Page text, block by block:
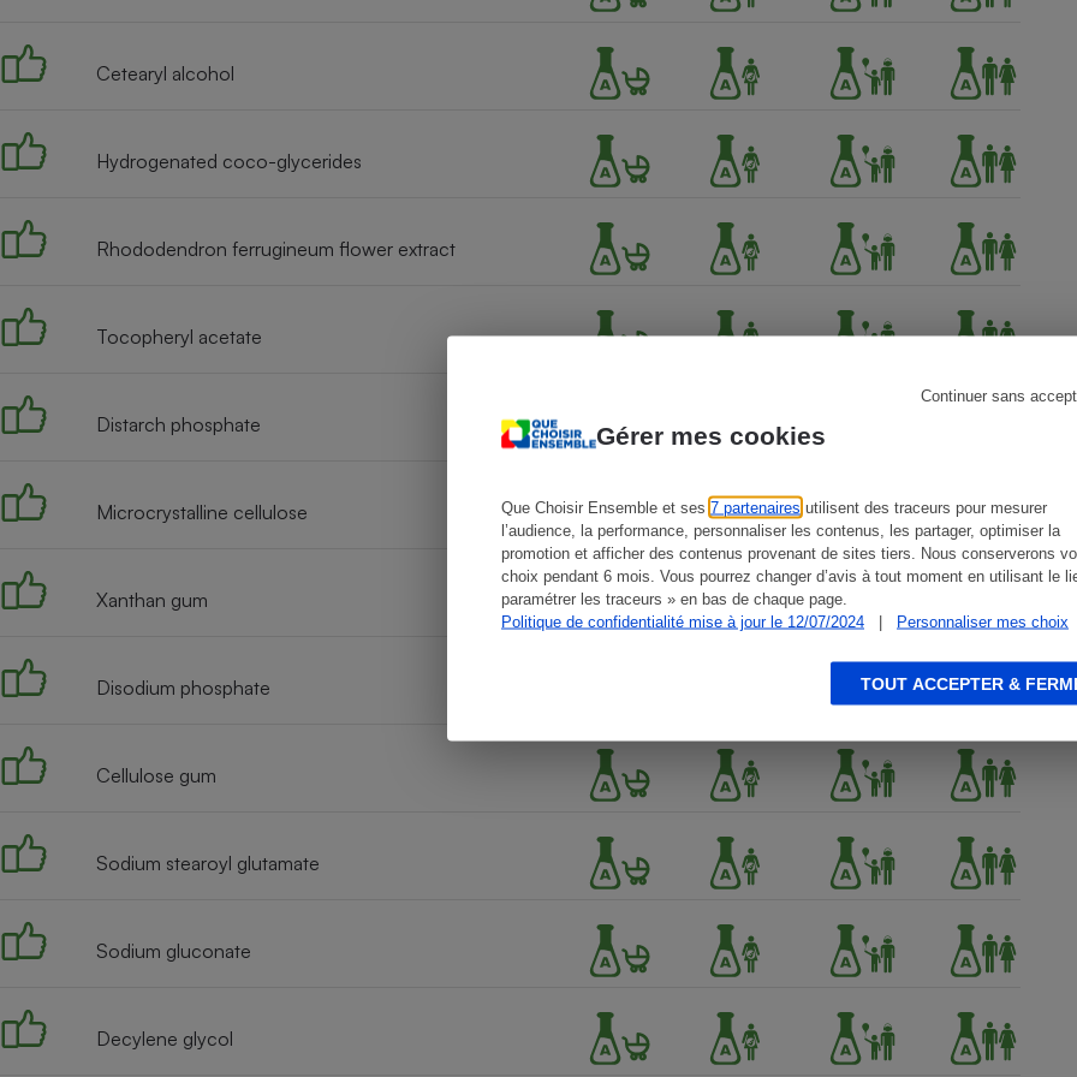
Gérer mes cookies
Que Choisir Ensemble et ses 7 partenaires utilisent des traceurs pour mesurer
l’audience, la performance, personnaliser les contenus, les partager, optimiser la
promotion et afficher des contenus provenant de sites tiers. Nous conserverons
choix pendant 6 mois. Vous pourrez changer d’avis à tout moment en utilisant le
paramétrer les traceurs » en bas de chaque page.
Politique de confidentialité mise à jour le 12/07/2024
| Personnaliser mes choix
Continuer sans
TOUT ACCEPTER &
Cetearyl alcohol
Hydrogenated coco-glycerides
Rhododendron ferrugineum flower extract
Tocopheryl acetate
Distarch phosphate
Microcrystalline cellulose
Xanthan gum
Disodium phosphate
Cellulose gum
Sodium stearoyl glutamate
Sodium gluconate
Decylene glycol